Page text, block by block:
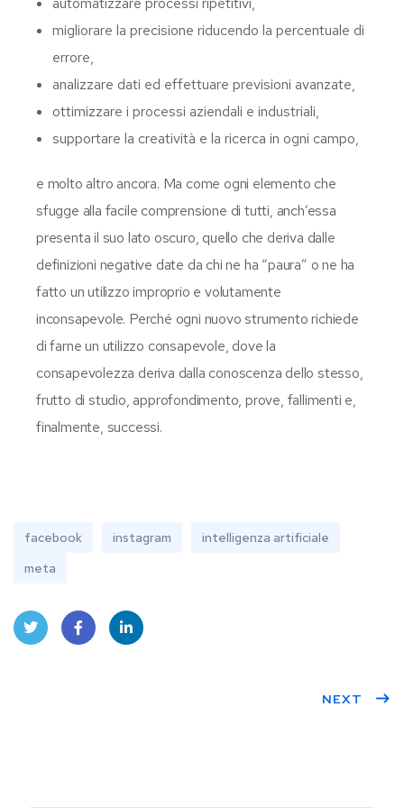
migliorare la precisione riducendo la percentuale di
errore,
analizzare dati ed effettuare previsioni avanzate,
ottimizzare i processi aziendali e industriali,
supportare la creatività e la ricerca in ogni campo,
e molto altro ancora. Ma come ogni elemento che
sfugge alla facile comprensione di tutti, anch’essa
presenta il suo lato oscuro, quello che deriva dalle
definizioni negative date da chi ne ha “paura” o ne ha
fatto un utilizzo improprio e volutamente
inconsapevole. Perché ogni nuovo strumento richiede
di farne un utilizzo consapevole, dove la
consapevolezza deriva dalla conoscenza dello stesso,
frutto di studio, approfondimento, prove, fallimenti e,
finalmente, successi.
facebook instagram
intelligenza artificiale
meta
NEXT